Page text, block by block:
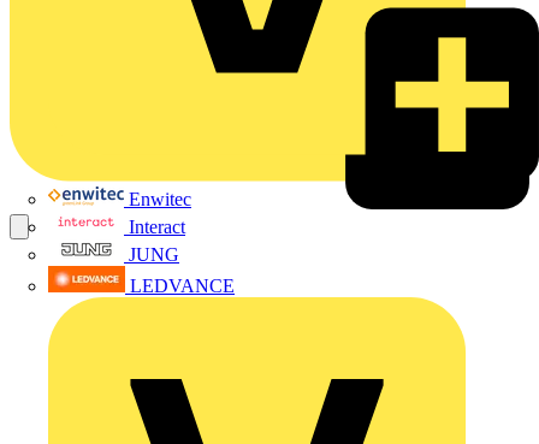
Enwitec
Interact
JUNG
LEDVANCE